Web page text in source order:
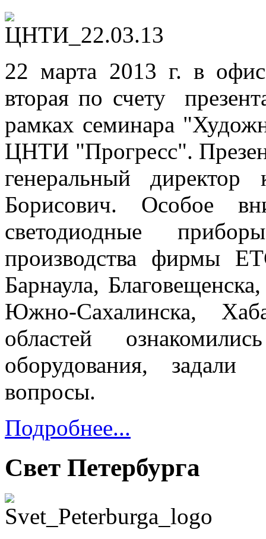
22 марта 2013 г. в
вторая по счету
рамках семинара
ЦНТИ "Прогресс".
генеральный
Борисович. Особое
светодиодные
производства фирмы
Барнаула,
Южно-Сахалинска,
областей
оборудования,
вопросы.
Подробнее...
Свет Петербурга